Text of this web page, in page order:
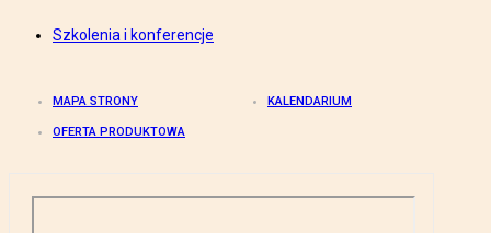
Szkolenia i konferencje
MAPA STRONY KALENDARIUM
OFERTA PRODUKTOWA